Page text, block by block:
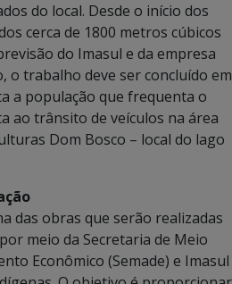
do local. Desde o início dos
cerca de 1800 metros cúbicos
do Imasul e da empresa
o trabalho deve ser concluído em
a população que frequenta o
ao trânsito de veículos na área
Dom Bosco – local do lago
das obras que serão realizadas
meio da Secretaria de Meio
Econômico (Semade) e Imasul